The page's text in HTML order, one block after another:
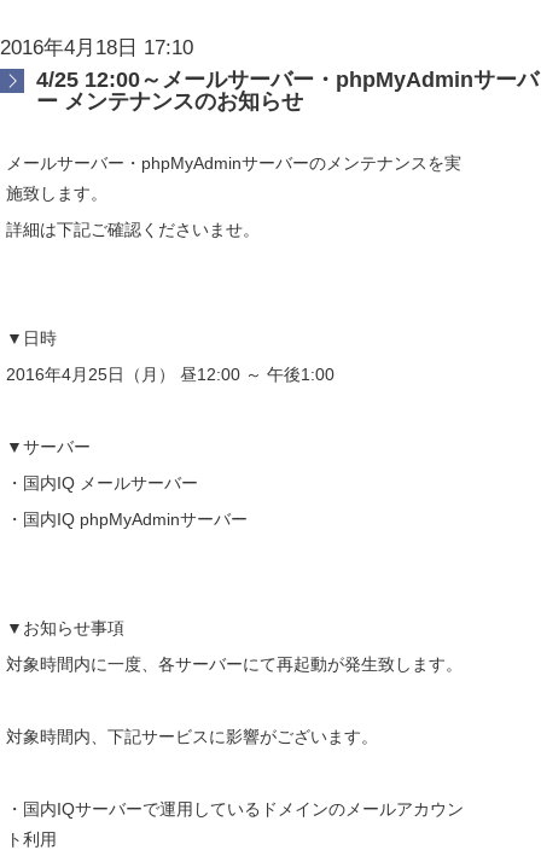
2016年4月18日 17:10
4/25 12:00～メールサーバー・phpMyAdminサーバ
ー メンテナンスのお知らせ
メールサーバー・phpMyAdminサーバーのメンテナンスを実
施致します。
詳細は下記ご確認くださいませ。
▼日時
2016年4月25日（月） 昼12:00 ～ 午後1:00
▼サーバー
・国内IQ メールサーバー
・国内IQ phpMyAdminサーバー
▼お知らせ事項
対象時間内に一度、各サーバーにて再起動が発生致します。
対象時間内、下記サービスに影響がございます。
・国内IQサーバーで運用しているドメインのメールアカウン
ト利用